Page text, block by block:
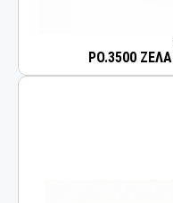
PO.3500